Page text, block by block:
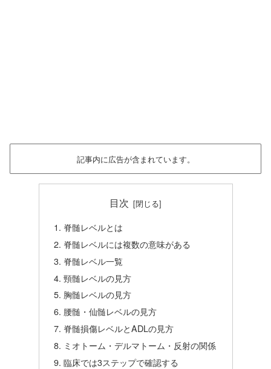
記事内に広告が含まれています。
目次
脊髄レベルとは
脊髄レベルには複数の意味がある
脊髄レベル一覧
頸髄レベルの見方
胸髄レベルの見方
腰髄・仙髄レベルの見方
脊髄損傷レベルとADLの見方
ミオトーム・デルマトーム・反射の関係
臨床では3ステップで確認する